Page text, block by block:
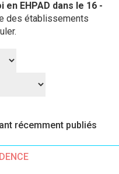
EHPAD dans le 16 -
des établissements
récemment publiés